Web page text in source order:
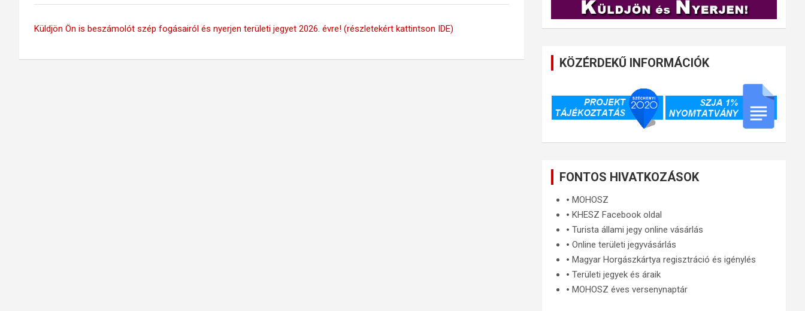
Küldjön Ön is beszámolót szép fogásairól és nyerjen területi jegyet 2026. évre! (részletekért kattintson IDE)
KÖZÉRDEKŰ INFORMÁCIÓK
FONTOS HIVATKOZÁSOK
🞄MOHOSZ
🞄KHESZ Facebook oldal
🞄Turista állami jegy online vásárlás
🞄Online területi jegyvásárlás
🞄Magyar Horgászkártya regisztráció és igénylés
🞄Területi jegyek és áraik
🞄MOHOSZ éves versenynaptár